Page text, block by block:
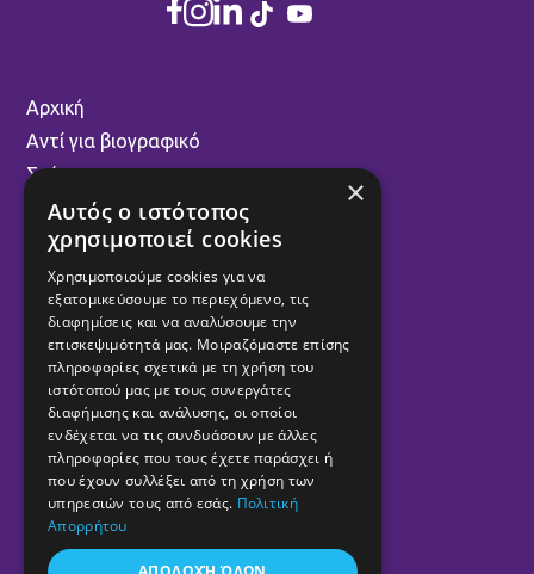
Αρχική
Αντί για βιογραφικό
Στόχοι
Γιατί Volt
Επικοινωνία
Larnaka Talks
Επιχειρηματικότητα
Κέντρο Κινηματογράφου Λάρνακας
Κινηματογραφική Λέσχη Λάρνακας
Η συμβολή μου στο Volt
Culture & Τοnic Podcast
Καλλιτεχνικό Έργο
Παρουσία στον Τύπο
×
Αυτός ο ιστότοπος
χρησιμοποιεί cookies
Χρησιμοποιούμε cookies για να
εξατομικεύσουμε το περιεχόμενο, τις
διαφημίσεις και να αναλύσουμε την
επισκεψιμότητά μας. Μοιραζόμαστε επίσης
πληροφορίες σχετικά με τη χρήση του
ιστότοπού μας με τους συνεργάτες
διαφήμισης και ανάλυσης, οι οποίοι
ενδέχεται να τις συνδυάσουν με άλλες
πληροφορίες που τους έχετε παράσχει ή
που έχουν συλλέξει από τη χρήση των
υπηρεσιών τους από εσάς. Πολιτική
Απορρήτου